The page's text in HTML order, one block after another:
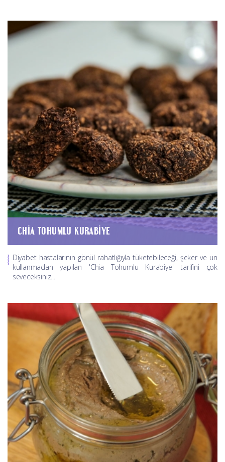
CHIA TOHUMLU KURABIYE
Diyabet hastalarının gönül rahatlığıyla tüketebileceği, şeker ve un
kullanmadan yapılan 'Chia Tohumlu Kurabiye' tarifini çok
seveceksiniz...